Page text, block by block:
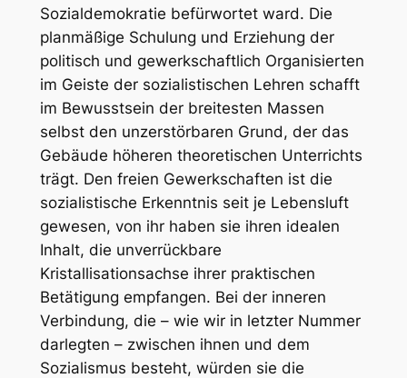
Sozialdemokratie befürwortet ward. Die
planmäßige Schulung und Erziehung der
politisch und gewerkschaftlich Organisierten
im Geiste der sozialistischen Lehren schafft
im Bewusstsein der breitesten Massen
selbst den unzerstörbaren Grund, der das
Gebäude höheren theoretischen Unterrichts
trägt. Den freien Gewerkschaften ist die
sozialistische Erkenntnis seit je Lebensluft
gewesen, von ihr haben sie ihren idealen
Inhalt, die unverrückbare
Kristallisationsachse ihrer praktischen
Betätigung empfangen. Bei der inneren
Verbindung, die – wie wir in letzter Nummer
darlegten – zwischen ihnen und dem
Sozialismus besteht, würden sie die